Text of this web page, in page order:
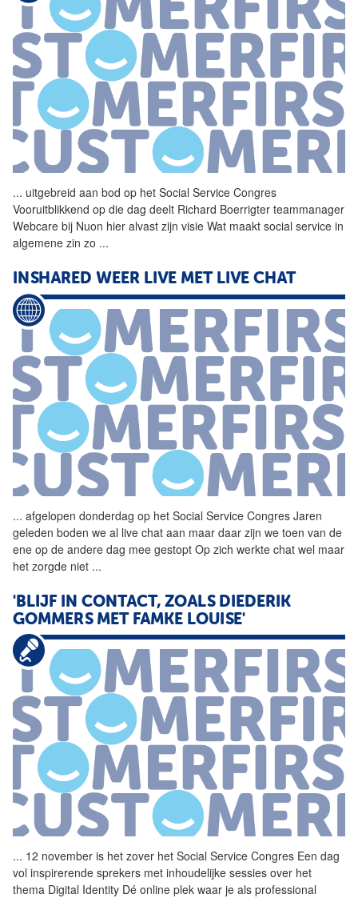
... uitgebreid aan bod op het Social Service Congres
Vooruitblikkend op die dag deelt Richard Boerrigter teammanager
Webcare bij Nuon hier alvast zijn visie Wat maakt social service in
algemene zin zo ...
INSHARED WEER LIVE MET LIVE CHAT
... afgelopen donderdag op het Social Service Congres Jaren
geleden boden we al live chat aan maar daar zijn we toen van de
ene op de andere dag mee gestopt Op zich werkte chat wel maar
het zorgde niet ...
'BLIJF IN CONTACT, ZOALS DIEDERIK
GOMMERS MET FAMKE LOUISE'
... 12 november is het zover het Social Service Congres Een dag
vol inspirerende sprekers met inhoudelijke sessies over het
thema Digital Identity Dé online plek waar je als professional